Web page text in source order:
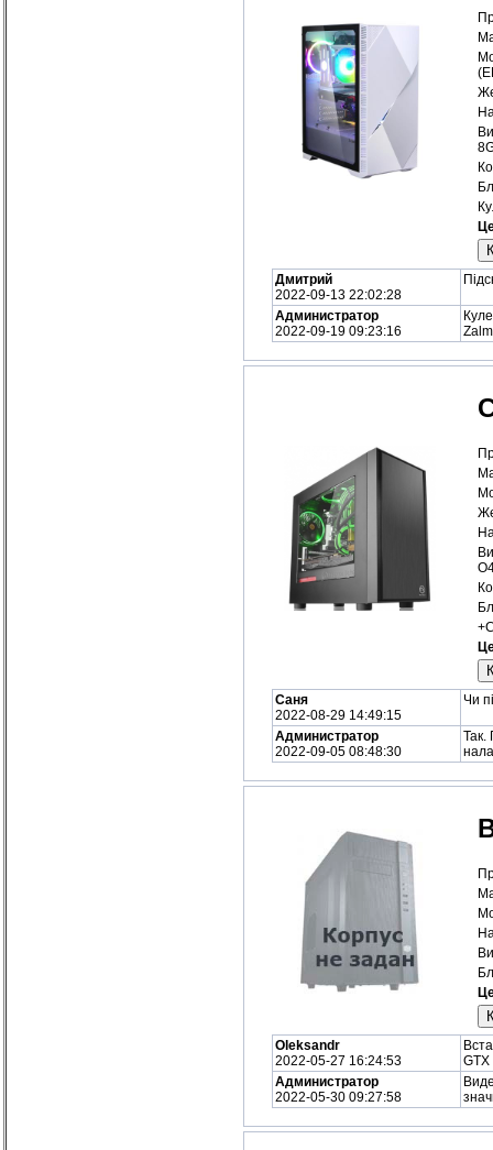
Дмитрий
2022-09-13 22:02:28
Администратор
2022-09-19 09:23:16
Саня
2022-08-29 14:49:15
Чи
Администратор
2022-09-05 08:48:30
Так.
Oleksandr
2022-05-27 16:24:53
Администратор
2022-05-30 09:27:58